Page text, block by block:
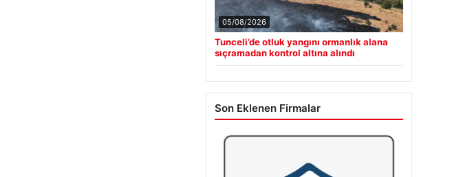
05/08/2026
Tunceli’de otluk yangını ormanlık alana
sıçramadan kontrol altına alındı
Son Eklenen Firmalar